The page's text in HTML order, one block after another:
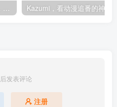
鸭趣听书，付费资源无限制，内置多书源
发表评论
注册